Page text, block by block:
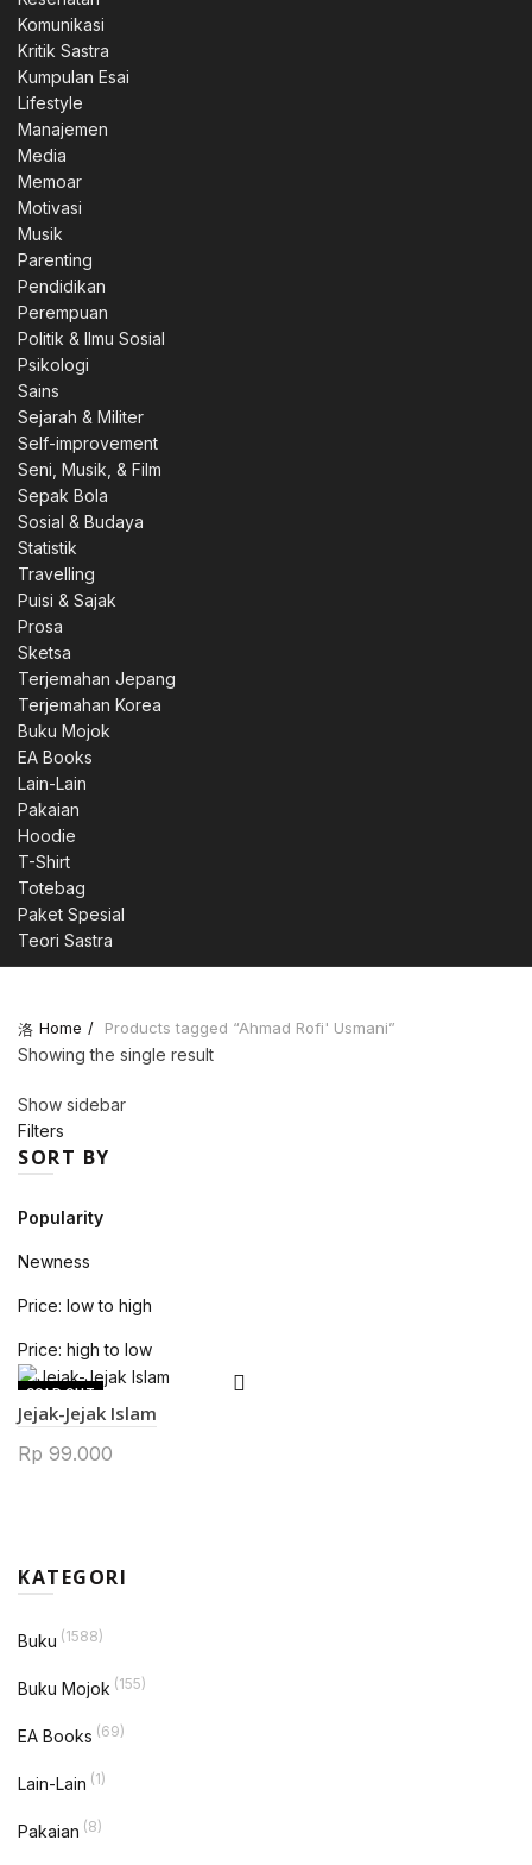
Komunikasi
Kritik Sastra
Kumpulan Esai
Lifestyle
Manajemen
Media
Memoar
Motivasi
Musik
Parenting
Pendidikan
Perempuan
Politik & Ilmu Sosial
Psikologi
Sains
Sejarah & Militer
Self-improvement
Seni, Musik, & Film
Sepak Bola
Sosial & Budaya
Statistik
Travelling
Puisi & Sajak
Prosa
Sketsa
Terjemahan Jepang
Terjemahan Korea
Buku Mojok
EA Books
Lain-Lain
Pakaian
Hoodie
T-Shirt
Totebag
Paket Spesial
Teori Sastra
Home Products tagged “Ahmad Rofi' Usmani”
Showing the single result
Show sidebar
Filters
SORT BY
Popularity
Newness
Price: low to high
Price: high to low
SOLD OUT
Jejak-Jejak Islam
Rp 99.000
KATEGORI
Buku (1588)
Buku Mojok (155)
EA Books (69)
Lain-Lain (1)
Pakaian (8)